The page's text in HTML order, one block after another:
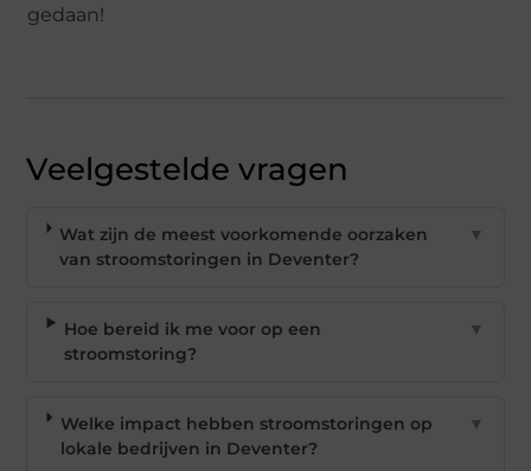
gedaan!
Veelgestelde vragen
Wat zijn de meest voorkomende oorzaken
van stroomstoringen in Deventer?
▼
Hoe bereid ik me voor op een
stroomstoring?
▼
Welke impact hebben stroomstoringen op
lokale bedrijven in Deventer?
▼